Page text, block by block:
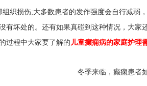
织损伤;大多数患者的发作强度会自行减弱，
有坏处的。还有如果真碰到这种情况，大家
过程中大家要了解的儿童癫痫病的家庭护理
冬季来临，癫痫患者